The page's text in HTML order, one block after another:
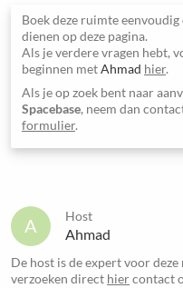
Boek deze ruimte
dienen op deze pagina.
Als je verdere vragen hebt,
beginnen metAhmad hier.
Als je op zoek bent naar
Spacebase, neem dan
formulier.
A Host
Ahmad
De host is de expert voor
verzoeken direct hiercontact